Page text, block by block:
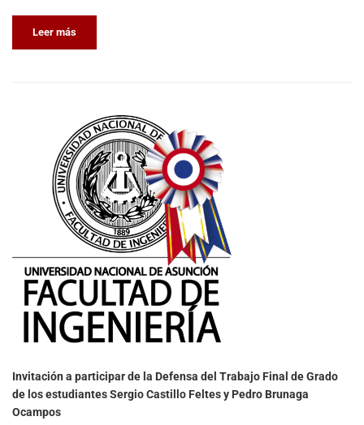
Leer más
Invitación a participar de la Defensa del Trabajo Final de Grado
de los estudiantes Sergio Castillo Feltes y Pedro Brunaga
Ocampos